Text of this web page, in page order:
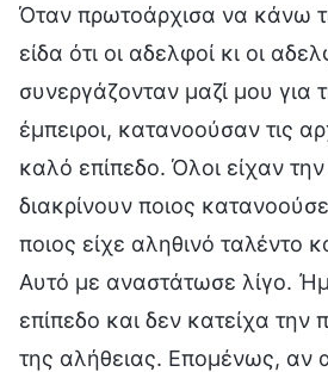
Όταν πρωτοάρχισα να κάνω
είδα ότι οι αδελφοί κι οι
συνεργάζονταν μαζί μου για
έμπειροι, κατανοούσαν τις
καλό επίπεδο. Όλοι είχαν
διακρίνουν ποιος
ποιος είχε αληθινό ταλέντο
Αυτό με αναστάτωσε λίγο.
επίπεδο και δεν κατείχα την
της αλήθειας. Επομένως, αν